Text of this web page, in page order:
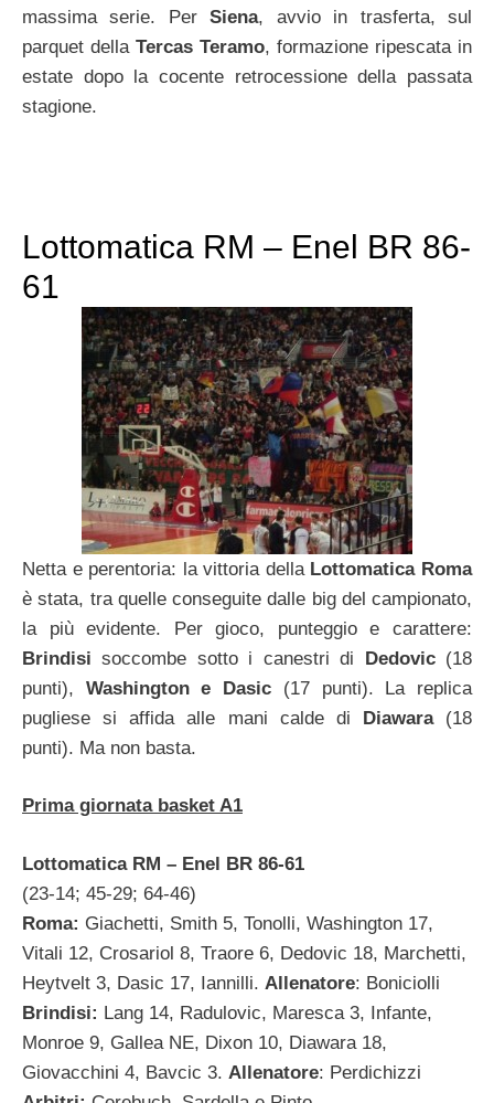
massima serie. PerSiena, avvio in trasferta, sul
parquet dellaTercas Teramo, formazione ripescata in
estate dopo la cocente retrocessione della passata
stagione.
Lottomatica RM – Enel BR 86-
61
Netta e perentoria: la vittoria dellaLottomatica Roma
è stata, tra quelle conseguite dalle big del campionato,
la più evidente. Per gioco, punteggio e carattere:
Brindisisoccombe sotto i canestri di Dedovic (18
punti), Washington e Dasic (17 punti). La replica
pugliese si affida alle mani calde di Diawara (18
punti). Ma non basta.
Prima giornata basket A1
Lottomatica RM – Enel BR 86-61
(23-14; 45-29; 64-46)
Roma: Giachetti, Smith 5, Tonolli, Washington 17,
Vitali 12, Crosariol 8, Traore 6, Dedovic 18, Marchetti,
Heytvelt 3, Dasic 17, Iannilli. Allenatore: Boniciolli
Brindisi: Lang 14, Radulovic, Maresca 3, Infante,
Monroe 9, Gallea NE, Dixon 10, Diawara 18,
Giovacchini 4, Bavcic 3. Allenatore: Perdichizzi